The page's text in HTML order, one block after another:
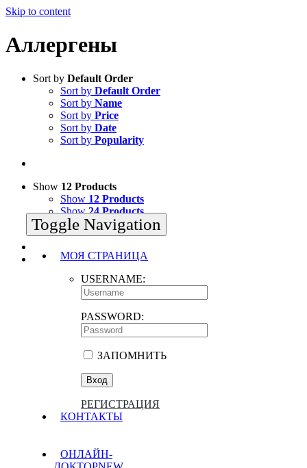
Skip to content
Toggle Navigation
МОЯ СТРАНИЦА
USERNAME:
PASSWORD:
ЗАПОМНИТЬ
РЕГИСТРАЦИЯ
КОНТАКТЫ
ОНЛАЙН-
Аллергены
Sort by Default Order
Sort by Default Order
Sort by Name
Sort by Price
Sort by Date
Sort by Popularity
Show 12 Products
Show 12 Products
Show24 Products
Show36 Products